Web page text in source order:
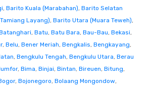
, Barito Kuala (Marabahan), Barito Selatan
Layang), Barito Utara (Muara Teweh),
, Batu, Batu Bara, Bau-Bau, Bekasi,
, Belu, Bener Meriah, Bengkalis, Bengkayang,
, Bengkulu Tengah, Bengkulu Utara, Berau
, Bima, Binjai, Bintan, Bireuen, Bitung,
, Bojonegoro, Bolaang Mongondow,